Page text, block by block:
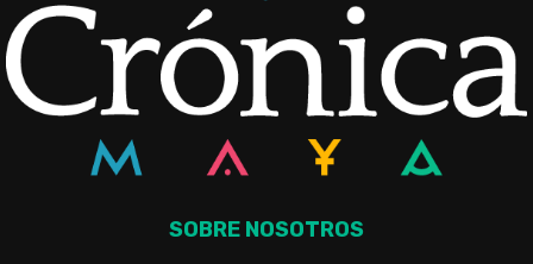
SOBRE NOSOTROS